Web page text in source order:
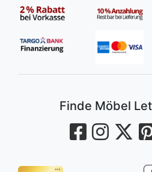
Finde Möbel